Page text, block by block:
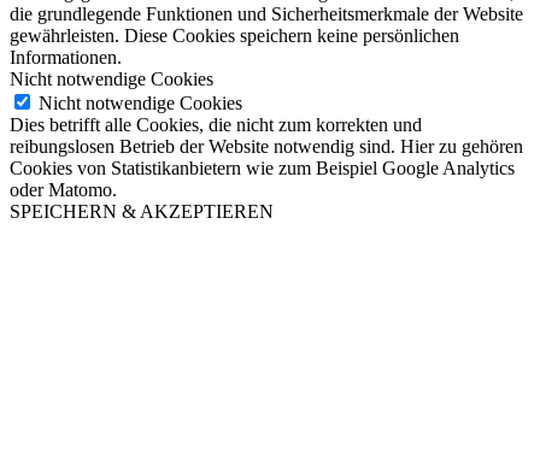
die grundlegende Funktionen und Sicherheitsmerkmale der Website
gewährleisten. Diese Cookies speichern keine persönlichen
Informationen.
Nicht notwendige Cookies
Nicht notwendige Cookies
Dies betrifft alle Cookies, die nicht zum korrekten und
reibungslosen Betrieb der Website notwendig sind. Hier zu gehören
Cookies von Statistikanbietern wie zum Beispiel Google Analytics
oder Matomo.
SPEICHERN & AKZEPTIEREN